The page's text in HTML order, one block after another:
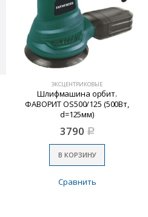
ЭКСЦЕНТРИКОВЫЕ
Шлифмашина орбит.
ФАВОРИТ OS500/125 (500Вт,
d=125мм)
3790 Р
В КОРЗИНУ
Сравнить